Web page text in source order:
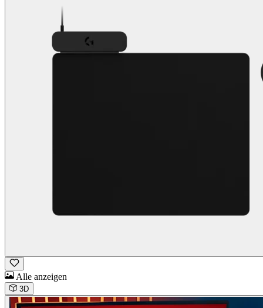
Alle anzeigen
3D